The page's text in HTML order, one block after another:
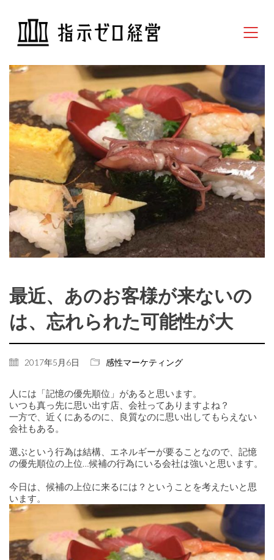
最近、あのお客様が来ないの
は、忘れられた可能性が大
2017年5月6日 感性マーケティング
人には「記憶の優先順位」があると思います。
いつも真っ先に思い出す店、会社ってありますよね？
一方で、近くにあるのに、良質なのに思い出してもらえない
会社もある。
選ぶという行為は結構、エネルギーが要ることなので、記憶
の優先順位の上位…候補の行為にいる会社は強いと思います。
今日は、候補の上位に来るには？ということを考えたいと思
います。